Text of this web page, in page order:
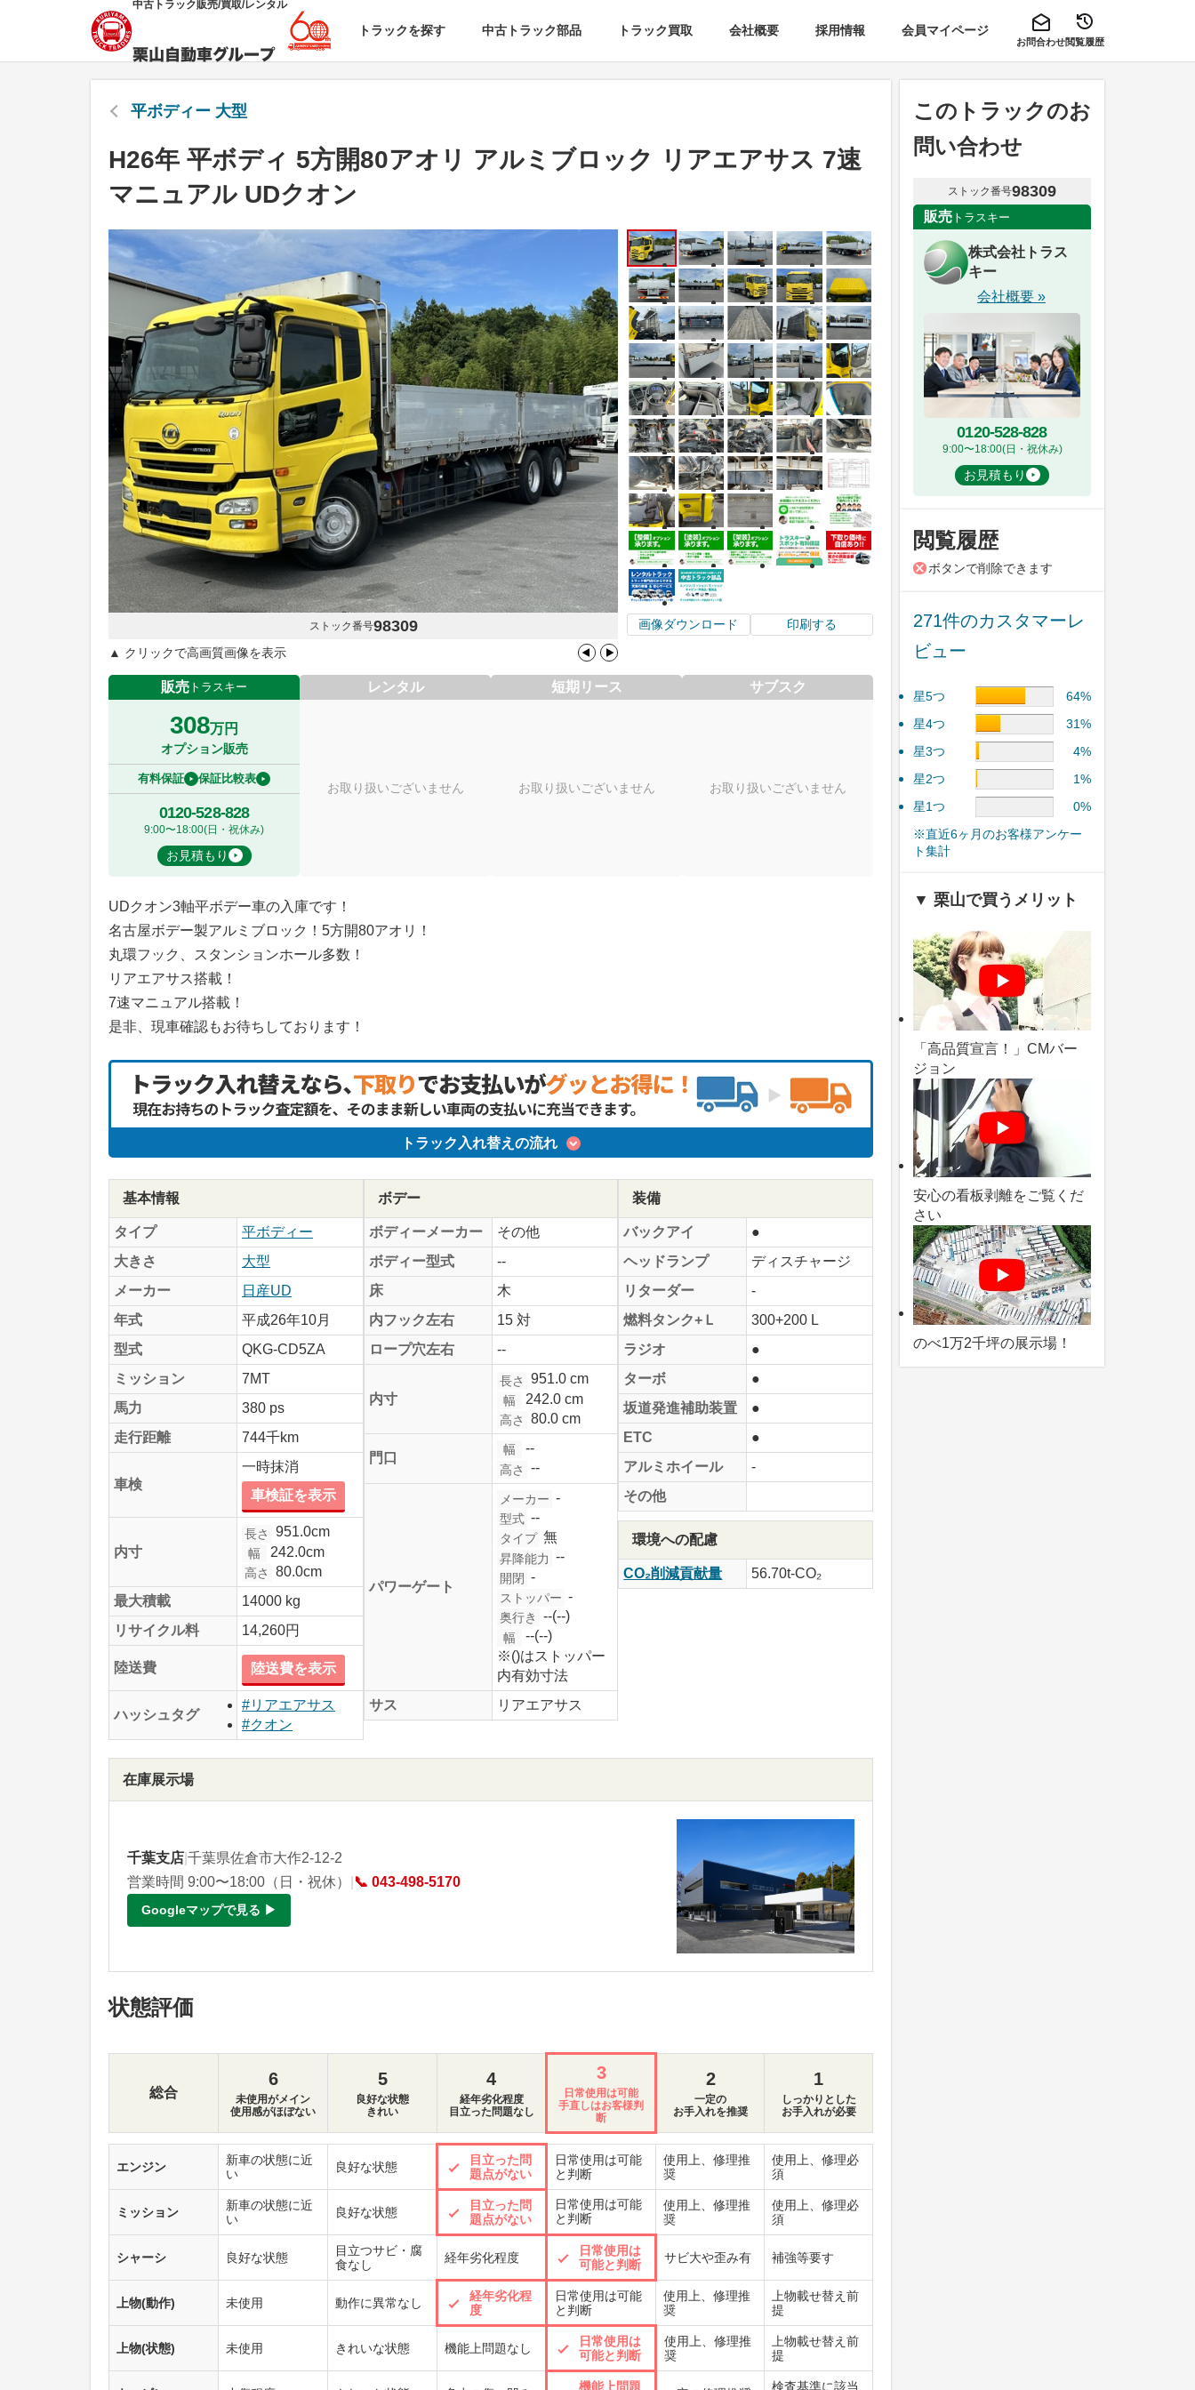
中古トラック販売/買取/レンタル
トラックを探す 中古トラック部品 トラック買取 会社概要 採用情報 会員マイページ
お問合わせ閲覧履歴
平ボディー 大型
H26年 平ボディ 5方開80アオリ アルミブロック リアエアサス 7速
マニュアル UDクオン
ストック番号98309
▲ クリックで高画質画像を表示
画像ダウンロード 印刷する
販売 トラスキー
308万円
オプション販売
有料保証 保証比較表
0120-528-828
9:00〜18:00(日・祝休み)
お見積もり
レンタル
お取り扱いございません
短期リース
お取り扱いございません
サブスク
お取り扱いございません
UDクオン3軸平ボデー車の入庫です！
名古屋ボデー製アルミブロック！5方開80アオリ！
丸環フック、スタンションホール多数！
リアエアサス搭載！
7速マニュアル搭載！
是非、現車確認もお待ちしております！
トラック入れ替えの流れ
基本情報
タイプ
平ボディー
大きさ
大型
メーカー
日産UD
年式
平成26年10月
型式
QKG-CD5ZA
ミッション
7MT
馬力
380 ps
走行距離
744千km
車検
一時抹消
車検証を表示
内寸
長さ 951.0cm
幅 242.0cm
高さ
80.0cm
最大積載
14000 kg
リサイクル料
14,260円
陸送費 陸送費を表示
ハッシュタグ
#リアエアサス
#クオン
ボデー
ボディーメーカー
その他
ボディー型式
--
床
木
内フック左右
15 対
ロープ穴左右
--
内寸
長さ 951.0 cm
幅 242.0 cm
高さ 80.0 cm
門口
幅 --
高さ --
パワーゲート
メーカー -
型式 --
タイプ 無
昇降能力 --
開閉 -
ストッパー -
奥行き --(--)
幅
--(--)
※()はストッパー
内有効寸法
サス
リアエアサス
装備
バックアイ
●
ヘッドランプ
ディスチャージ
リターダー
-
燃料タンク+Ｌ
300+200 L
ラジオ
●
ターボ
●
坂道発進補助装置
●
ETC
●
アルミホイール
-
その他
環境への配慮
CO₂削減貢献量 56.70t-CO₂
在庫展示場
千葉支店 千葉県佐倉市大作2-12-2
営業時間 9:00〜18:00（日・祝休）
📞 043-498-5170
Googleマップで見る ▶
状態評価
総合
6
未使用がメイン
使用感がほぼない
5
良好な状態
きれい
4
経年劣化程度
目立った問題なし
3
日常使用は可能
手直しはお客様判
断
2
一定の
お手入れを推奨
1
しっかりとした
お手入れが必要
エンジン
新車の状態に近
い
良好な状態
目立った問
題点がない
日常使用は可能
と判断
使用上、修理推
奨
使用上、修理必
須
ミッション
新車の状態に近
い
良好な状態
目立った問
題点がない
日常使用は可能
と判断
使用上、修理推
奨
使用上、修理必
須
シャーシ 良好な状態
目立つサビ・腐
食なし
経年劣化程度
日常使用は
可能と判断
サビ大や歪み有 補強等要す
上物(動作) 未使用 動作に異常なし
経年劣化程
度
日常使用は可能
と判断
使用上、修理推
奨
上物載せ替え前
提
上物(状態) 未使用 きれいな状態 機能上問題なし
日常使用は
可能と判断
使用上、修理推
奨
上物載せ替え前
提
機能上問題
検査基準に該当
このトラックのお
問い合わせ
ストック番号98309
販売 トラスキー
株式会社トラス
キー
会社概要 »
0120-528-828
9:00〜18:00(日・祝休み)
お見積もり
閲覧履歴
ボタンで削除できます
271件のカスタマーレ
ビュー
星5つ
64%
星4つ
31%
星3つ
4%
星2つ
1%
星1つ
0%
※直近6ヶ月のお客様アンケー
ト集計
▼ 栗山で買うメリット
「高品質宣言！」CMバー
ジョン
安心の看板剥離をご覧くだ
さい
のべ1万2千坪の展示場！